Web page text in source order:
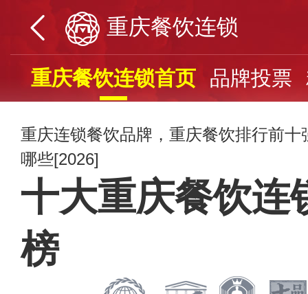
重庆餐饮连锁
重庆餐饮连锁首页 品牌投票
重庆连锁餐饮品牌，重庆餐饮排行前
哪些[2026]
十大重庆餐饮连
榜